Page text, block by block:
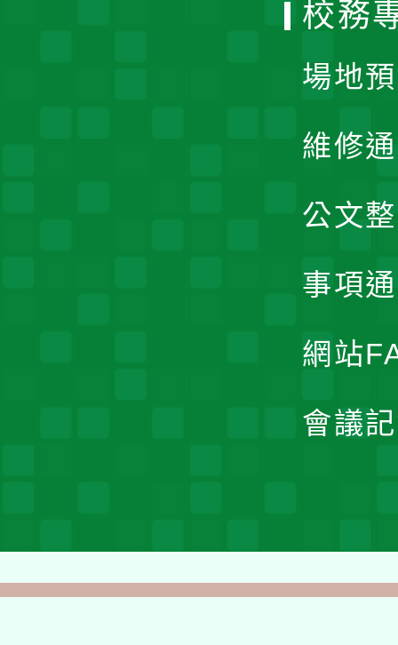
校務
場地
維修
公文
事項
網站
會議